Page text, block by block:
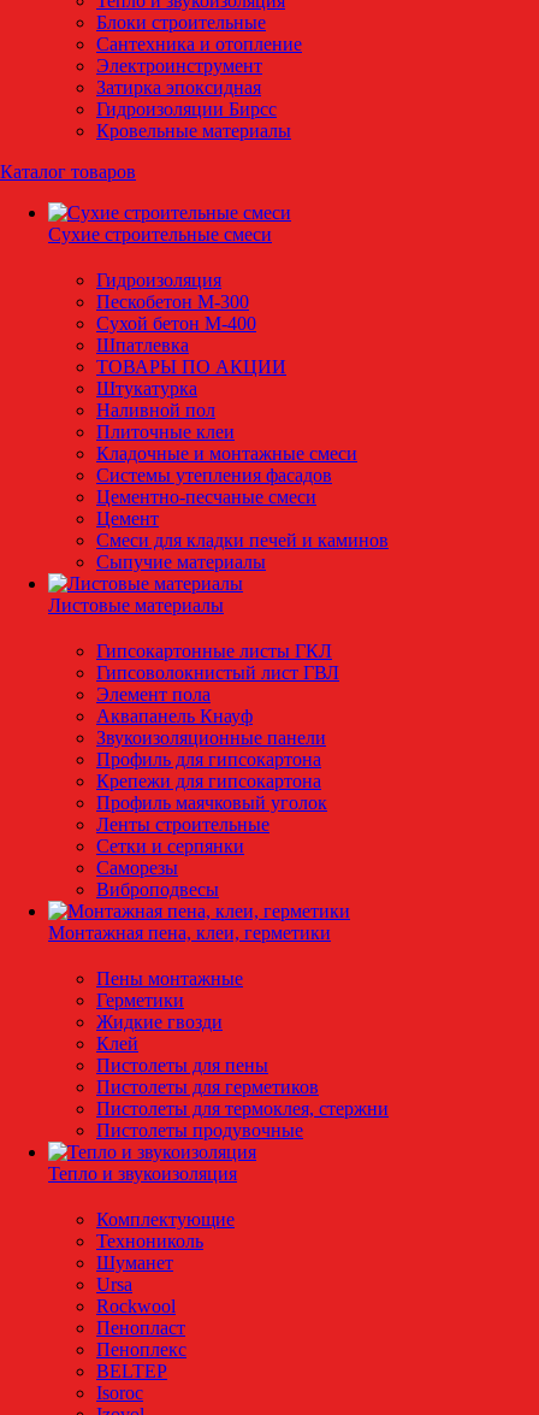
Блоки строительные
Сантехника и отопление
Электроинструмент
Затирка эпоксидная
Гидроизоляции Бирсс
Кровельные материалы
Каталог товаров
Сухие строительные смеси
Гидроизоляция
Пескобетон М-300
Сухой бетон М-400
Шпатлевка
ТОВАРЫ ПО АКЦИИ
Штукатурка
Наливной пол
Плиточные клеи
Кладочные и монтажные смеси
Системы утепления фасадов
Цементно-песчаные смеси
Цемент
Смеси для кладки печей и каминов
Сыпучие материалы
Листовые материалы
Гипсокартонные листы ГКЛ
Гипсоволокнистый лист ГВЛ
Элемент пола
Аквапанель Кнауф
Звукоизоляционные панели
Профиль для гипсокартона
Крепежи для гипсокартона
Профиль маячковый уголок
Ленты строительные
Сетки и серпянки
Саморезы
Виброподвесы
Монтажная пена, клеи, герметики
Пены монтажные
Герметики
Жидкие гвозди
Клей
Пистолеты для пены
Пистолеты для герметиков
Пистолеты для термоклея, стержни
Пистолеты продувочные
Тепло и звукоизоляция
Комплектующие
Технониколь
Шуманет
Ursa
Rockwool
Пенопласт
Пеноплекс
BELTEP
Isoroc